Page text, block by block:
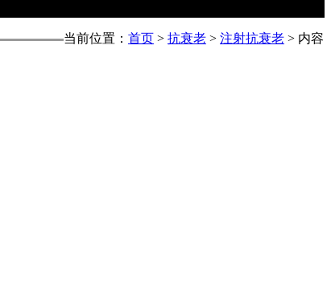
当前位置： 首页 > 抗衰老 > 注射抗衰老 > 内容